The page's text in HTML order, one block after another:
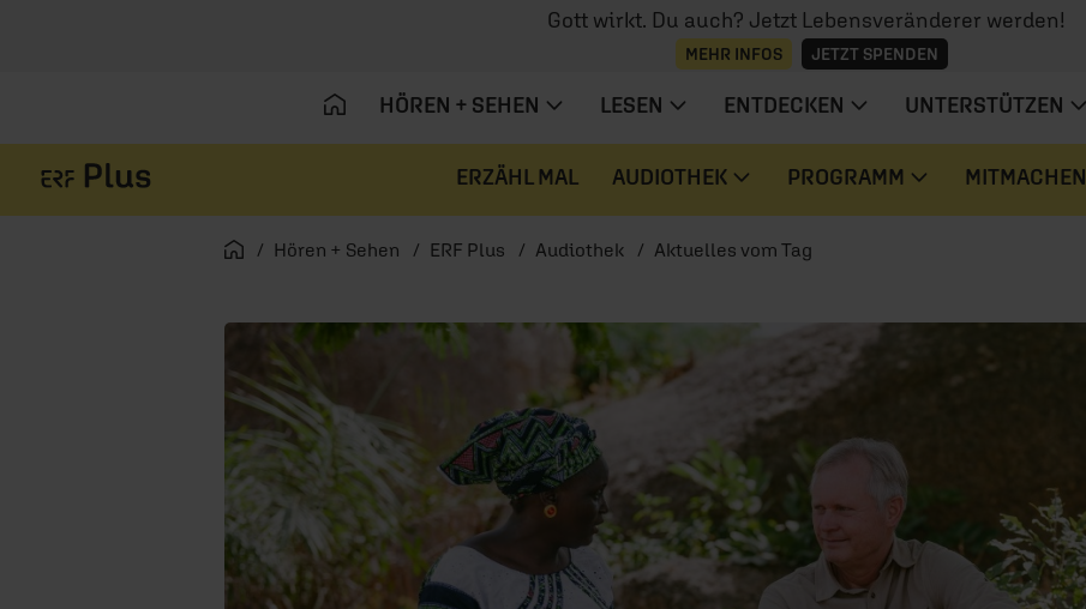
Gott wirkt. Du auch? Jetzt Lebensveränderer werden!
MEHR INFOS JETZT SPENDEN
HÖREN + SEHEN LESEN ENTDECKEN UNTERSTÜTZEN
ERZÄHL MAL AUDIOTHEK PROGRAMM MITMACHEN
Startseite
Hören + Sehen ERF Plus Audiothek Aktuelles vom Tag